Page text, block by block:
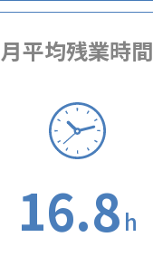
月平均残業時間
16.8 h